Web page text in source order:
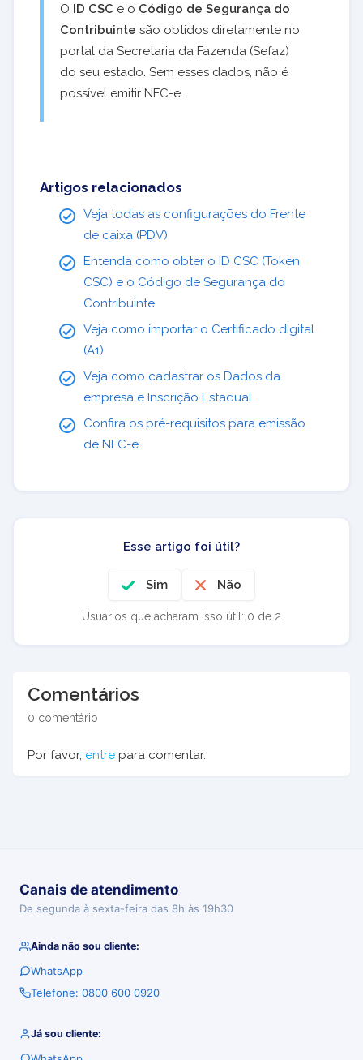
O ID CSC e o Código de Segurança do
Contribuinte são obtidos diretamente no
portal da Secretaria da Fazenda (Sefaz)
do seu estado. Sem esses dados, não é
possível emitir NFC-e.
Artigos relacionados
Veja todas as configurações do Frente
de caixa (PDV)
Entenda como obter o ID CSC (Token
CSC) e o Código de Segurança do
Contribuinte
Veja como importar o Certificado digital
(A1)
Veja como cadastrar os Dados da
empresa e Inscrição Estadual
Confira os pré-requisitos para emissão
de NFC-e
Esse artigo foi útil?
Sim Não
Usuários que acharam isso útil: 0 de 2
Comentários
0 comentário
Por favor, entre para comentar.
Canais de atendimento
De segunda à sexta-feira das 8h às 19h30
Ainda não sou cliente:
WhatsApp
Telefone: 0800 600 0920
Já sou cliente: